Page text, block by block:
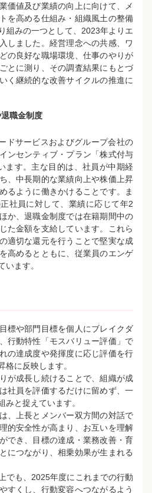
価値及び業績の向上に向けて、メ
を高める仕組み・組織風土の整備
組みの一つとして、2023年よりエ
しました。経営理念への共感、ワ
の良好な職場環境、仕事のやりが
とに測り、その調査結果にもとづ
く継続的な改善サイクルの推進に
職金制度
ドサービスおよびグループ会社の
ンセンティブ・プラン「株式付与
ます。主な目的は、社員が中期経
、中長期的な業績向上や株価上昇
るように働きかけることです。ま
社員に対して、業績に応じて年2
か、退職金制度では在籍期間中の
た金額を支給しています。これら
適切な還元を行うことで堅実な成
高めるとともに、従業員のエンゲ
います。
標や部門目標を個人にブレイクダ
行動特性「モスバリュー評価」で
の達成度や発揮度に応じ評価を行
格に反映します。
が成長し続けることで、組織が成
社員を評価するだけに留めず、一
みと捉えています。
、上長とメンバー双方間の対話で
的安全性が高まり、お互いを理解
でき、目標の達成・業務改善・育
につながり、相乗効果が生まれる
でも、2025年度にこれまでの行動
すくし、行動変容へつながるよう